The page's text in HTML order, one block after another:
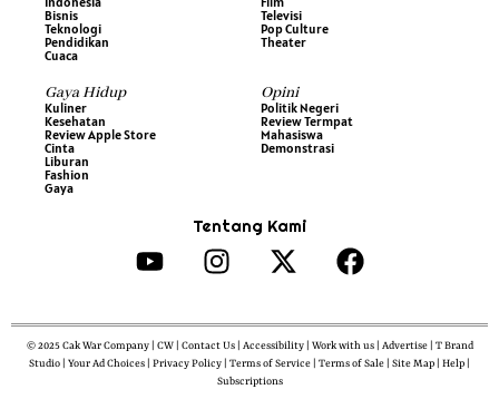
Bisnis
Teknologi
Pendidikan
Cuaca
Televisi
Pop Culture
Theater
Gaya Hidup
Kuliner
Kesehatan
Review Apple Store
Cinta
Liburan
Fashion
Gaya
Opini
Politik Negeri
Review Termpat
Mahasiswa
Demonstrasi
Tentang Kami
© 2025 Cak War Company | CW | Contact Us | Accessibility | Work with us | Advertise | T Brand
Studio | Your Ad Choices | Privacy Policy | Terms of Service | Terms of Sale | Site Map | Help |
Subscriptions